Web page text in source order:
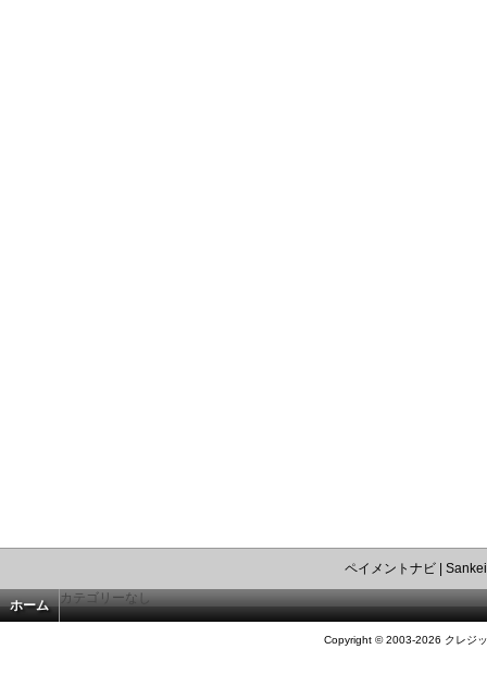
ペイメントナビ|
ホーム カテゴリーなし
Copyright © 2003-2026 クレジ